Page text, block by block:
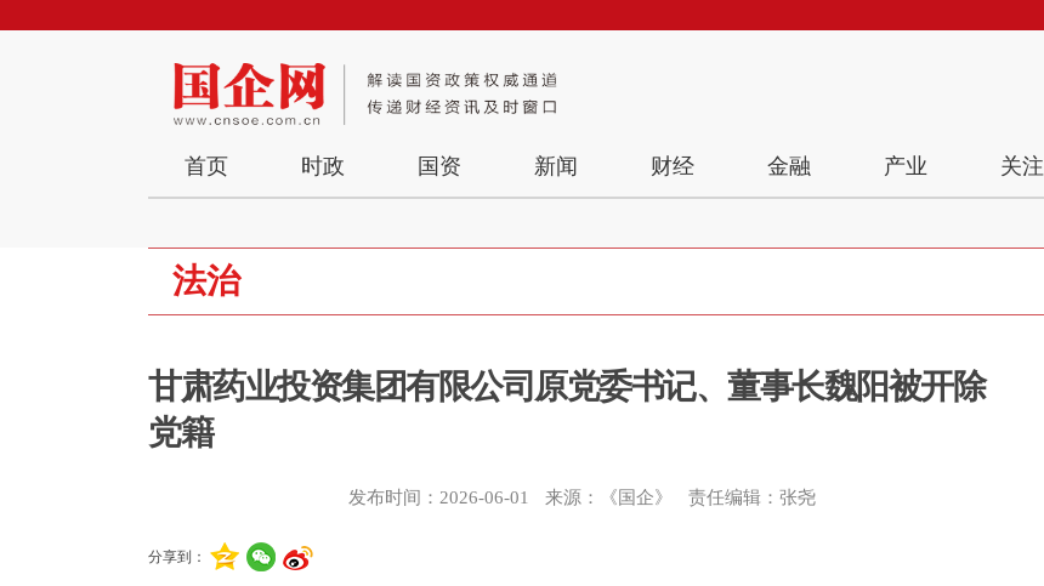
首页 时政 国资 新闻 财经 金融 产业 关注
法治
甘肃药业投资集团有限公司原党委书记、董事长魏阳被开除
党籍
发布时间：2026-06-01 来源：《国企》 责任编辑：张尧
分享到：